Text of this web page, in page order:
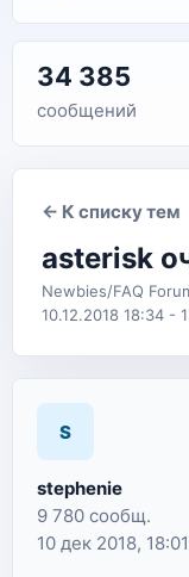
34 385
сообщений
← К списку тем
asterisk
Newbies/FAQ
10.12.2018 18:34 -
S
stephenie
9 780 сообщ.
10 дек 2018, 18:01